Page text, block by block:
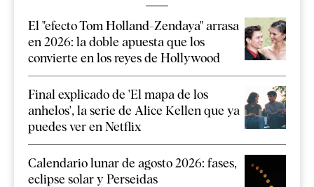
El "efecto Tom Holland-Zendaya" arrasa
en 2026: la doble apuesta que los
convierte en los reyes de Hollywood
Final explicado de 'El mapa de los
anhelos', la serie de Alice Kellen que ya
puedes ver en Netflix
Calendario lunar de agosto 2026: fases,
eclipse solar y Perseidas